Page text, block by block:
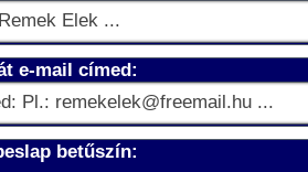
e-mail címed:
betűszín: